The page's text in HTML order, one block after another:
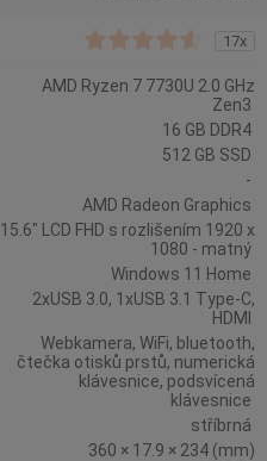
17x
AMD Ryzen 7 7730U 2.0 GHz
Zen3
16 GB DDR4
512 GB SSD
-
AMD Radeon Graphics
15.6" LCD FHD s rozlišením 1920 x
1080 - matný
Windows 11 Home
2xUSB 3.0, 1xUSB 3.1 Type-C,
HDMI
Webkamera, WiFi, bluetooth,
čtečka otisků prstů, numerická
klávesnice, podsvícená
klávesnice
stříbrná
360 × 17.9 × 234 (mm)